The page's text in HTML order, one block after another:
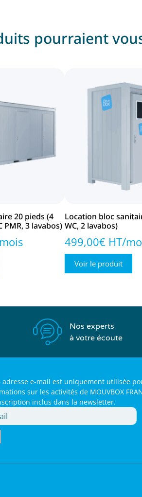
pourraient
20 pieds (4
PMR, 3 lavabos)
Location bloc
WC, 2 lavabos)
499,00€ HT/
Voir le produit
Nos experts
à votre écoute
adresse e-mail est uniquement utilisée
sur les activités de MOUVBOX
inclus dans la newsletter.